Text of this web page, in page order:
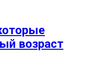
возраст